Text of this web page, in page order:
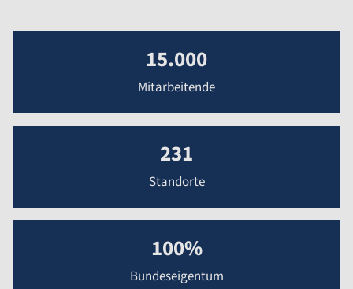
Mitarbeitende
15.000
Standorte
231
Bundeseigentum
100%